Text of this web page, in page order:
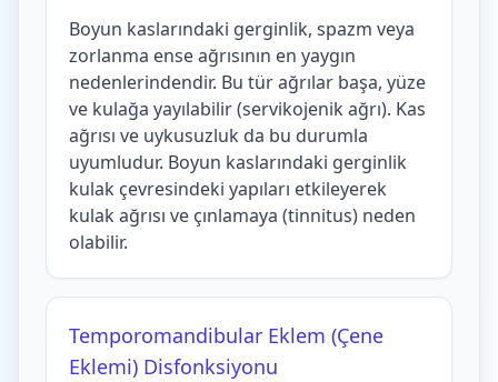
Boyun kaslarındaki gerginlik, spazm veya
zorlanma ense ağrısının en yaygın
nedenlerindendir. Bu tür ağrılar başa, yüze
ve kulağa yayılabilir (servikojenik ağrı). Kas
ağrısı ve uykusuzluk da bu durumla
uyumludur. Boyun kaslarındaki gerginlik
kulak çevresindeki yapıları etkileyerek
kulak ağrısı ve çınlamaya (tinnitus) neden
olabilir.
Temporomandibular Eklem (Çene
Eklemi) Disfonksiyonu